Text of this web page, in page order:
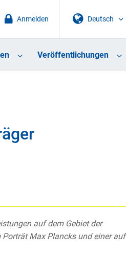
Deutsch
Anmelden
Veröffentlichungen
auf dem Gebiet der
Max Plancks und einer auf